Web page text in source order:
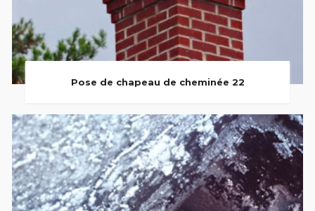
Pose de chapeau de cheminée 22